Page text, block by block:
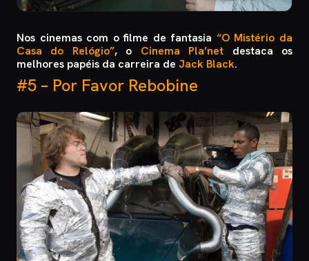
Nos cinemas com o filme de fantasia “O Mistério da
Casa do Relógio”, o Cinema Pla’net destaca os
melhores papéis da carreira de Jack Black.
#5 – Por Favor Rebobine